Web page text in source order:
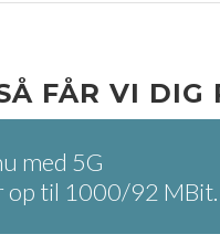
FÅR VI DIG
med 5G
op til 1000/92 MBit.